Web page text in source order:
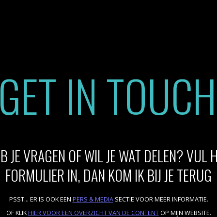
IN TOUCH
JE VRAGEN OF WIL JE WAT DELEN? VUL
FORMULIER IN, DAN KOM IK BIJ JE TERUG
PSST... ER IS OOK EEN PERS & MEDIASECTIE VOOR MEER INFORMATIE.
OF KLIKHIER VOOR EEN OVERZICHT VAN DE CONTENTOP MIJN WEBSITE.